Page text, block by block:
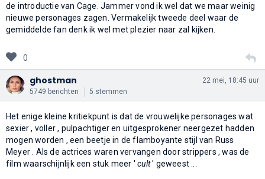
de introductie van Cage. Jammer vond ik wel dat we maar weinig
nieuwe personages zagen. Vermakelijk tweede deel waar de
gemiddelde fan denk ik wel met plezier naar zal kijken.
0
ghostman
5749 berichten 5 stemmen
22 mei, 18:45 uur
Het enige kleine kritiekpunt is dat de vrouwelijke personages wat
sexier , voller , pulpachtiger en uitgesprokener neergezet hadden
mogen worden , een beetje in de flamboyante stijl van Russ
Meyer . Als de actrices waren vervangen door strippers , was de
film waarschijnlijk een stuk meer 'cult' geweest ...